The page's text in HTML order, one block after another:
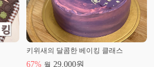
키위새의 달콤한 베이킹 클래스
67% 월 29,000원